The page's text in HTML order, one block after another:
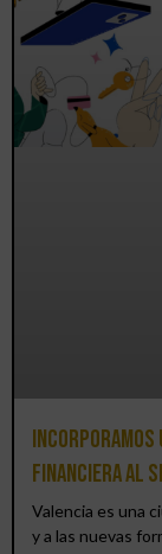
Incorporamos
financiera al
Valencia es una
y a las nuevas